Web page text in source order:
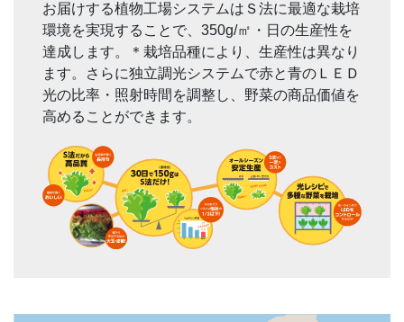
お届けする植物工場システムはＳ法に最適な栽培
環境を実現することで、350g/㎡・日の生産性を
達成します。＊栽培品種により、生産性は異なり
ます。さらに独立調光システムで赤と青のＬＥＤ
光の比率・照射時間を調整し、野菜の商品価値を
高めることができます。